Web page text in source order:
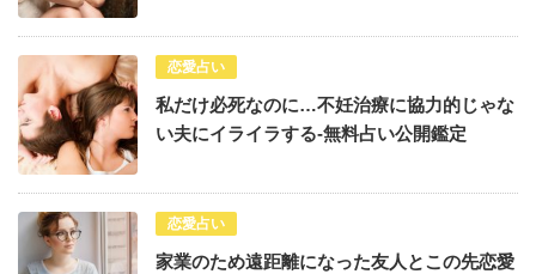
恋愛占い
私だけ必死なのに…不妊治療に協力的じゃな
い夫にイライラする-無料占い公開鑑定
恋愛占い
家業のため遠距離になった友人とこの先恋愛